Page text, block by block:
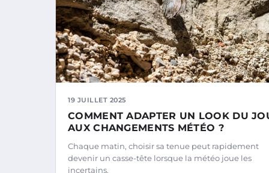
19 JUILLET 2025
COMMENT ADAPTER UN LOOK DU
AUX CHANGEMENTS MÉTÉO ?
Chaque matin, choisir sa tenue peut rapidement
devenir un casse-tête lorsque la météo joue les
incertains.